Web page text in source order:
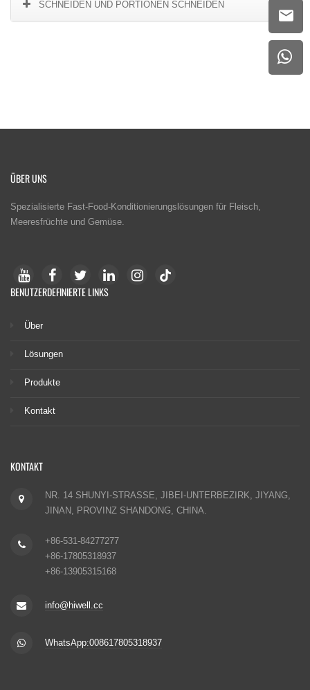
SCHNEIDEN UND PORTIONEN SCHNEIDEN
ÜBER UNS
Spezialisierte Fast-Food-Konditionierungslösungen für Fleisch,
Meeresfrüchte und Gemüse.
BENUTZERDEFINIERTE LINKS
Über
Lösungen
Produkte
Kontakt
KONTAKT
NR. 14 SHUNYI-STRASSE, JIBEI-UNTERBEZIRK, JIYANG,
JINAN, PROVINZ SHANDONG, CHINA.
+86-531-84277277
+86-17805318937
+86-13905315168
info@hiwell.cc
WhatsApp:008617805318937